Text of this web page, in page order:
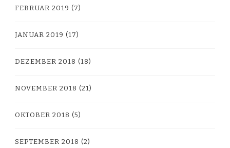
FEBRUAR 2019 (7)
JANUAR 2019 (17)
DEZEMBER 2018 (18)
NOVEMBER 2018 (21)
OKTOBER 2018 (5)
SEPTEMBER 2018 (2)